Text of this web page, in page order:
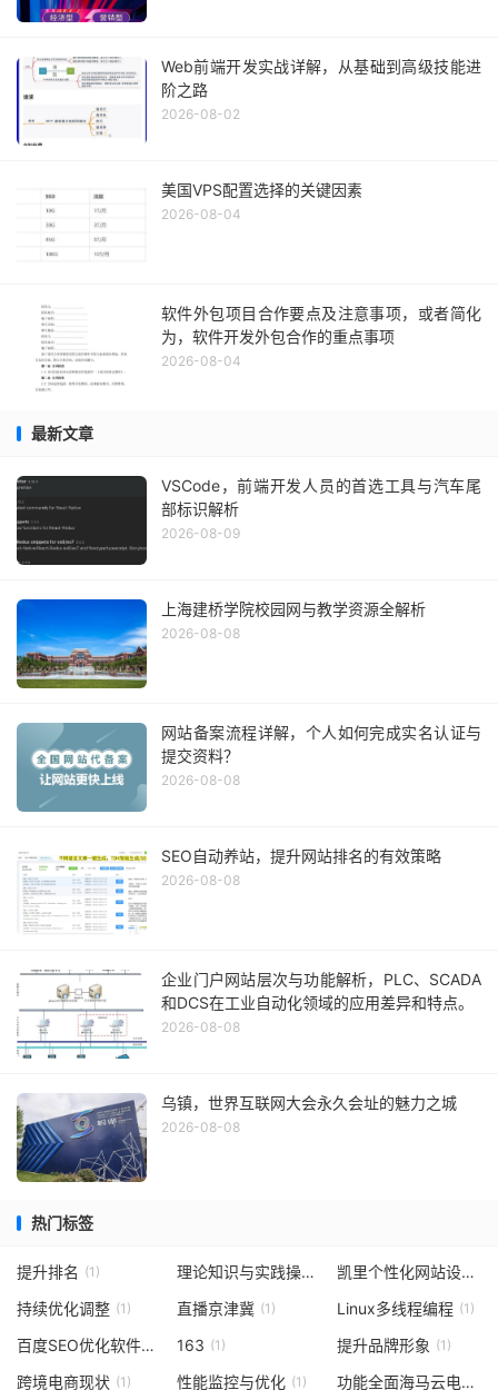
Web前端开发实战详解，从基础到高级技能进
阶之路
2026-08-02
美国VPS配置选择的关键因素
2026-08-04
软件外包项目合作要点及注意事项，或者简化
为，软件开发外包合作的重点事项
2026-08-04
最新文章
VSCode，前端开发人员的首选工具与汽车尾
部标识解析
2026-08-09
上海建桥学院校园网与教学资源全解析
2026-08-08
网站备案流程详解，个人如何完成实名认证与
提交资料？
2026-08-08
SEO自动养站，提升网站排名的有效策略
2026-08-08
企业门户网站层次与功能解析，PLC、SCADA
和DCS在工业自动化领域的应用差异和特点。
2026-08-08
乌镇，世界互联网大会永久会址的魅力之城
2026-08-08
热门标签
提升排名 (1) 理论知识与实践操作 凯里个性化网站设计
持续优化调整 (1) 直播京津冀 (1) Linux多线程编程 (1)
百度SEO优化软件
(1) 163 (1) 提升品牌形象 (1)
跨境电商现状 (1) 性能监控与优化 (1) 功能全面海马云电脑